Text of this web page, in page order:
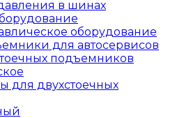
в шинах
оборудование
для автосервисов
подъемников
для двухстоечных